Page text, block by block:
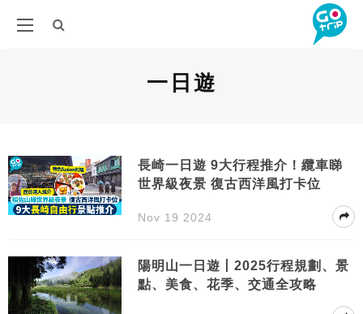
一日遊
長崎一日遊 9大行程推介！纜車睇
世界級夜景 復古西洋風打卡位
Nov 19 2024
陽明山一日遊丨2025行程規劃、景
點、美食、花季、交通全攻略